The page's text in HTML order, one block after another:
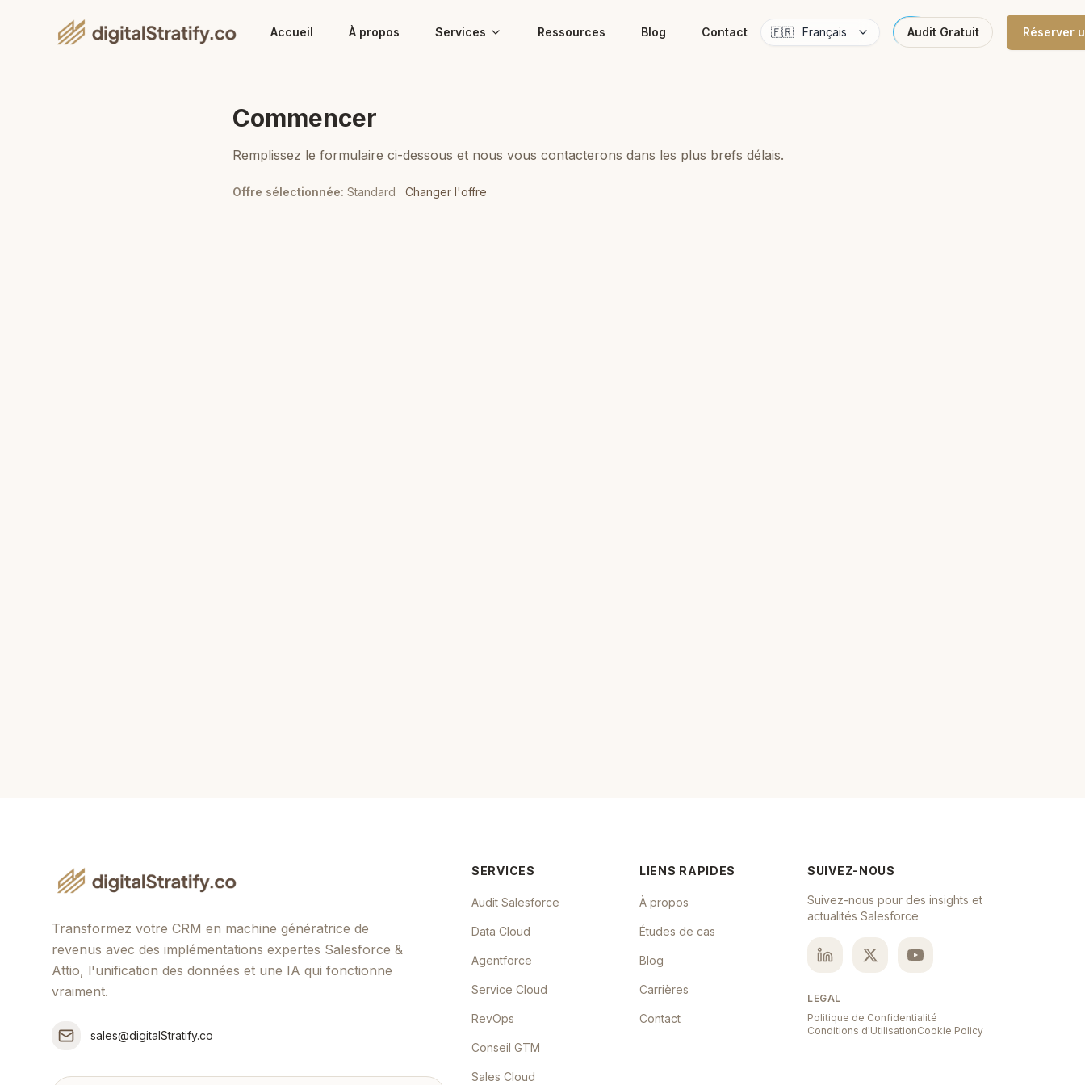
Accueil À propos Services Ressources Blog Contact 🇫🇷 Français Audit Gratuit Réserver
Commencer
Remplissez le formulaire ci-dessous et nous vous contacterons dans les plus brefs délais.
Offre sélectionnée: Standard Changer l'offre
Transformez votre CRM en machine génératrice de
revenus avec des implémentations expertes Salesforce &
Attio, l'unification des données et une IA qui fonctionne
vraiment.
sales@digitalStratify.co
SERVICES
Audit Salesforce
Data Cloud
Agentforce
Service Cloud
RevOps
Conseil GTM
Sales Cloud
LIENS RAPIDES
À propos
Études de cas
Blog
Carrières
Contact
SUIVEZ-NOUS
Suivez-nous pour des insights et
actualités Salesforce
LEGAL
Politique de Confidentialité
Conditions d'UtilisationCookie Policy